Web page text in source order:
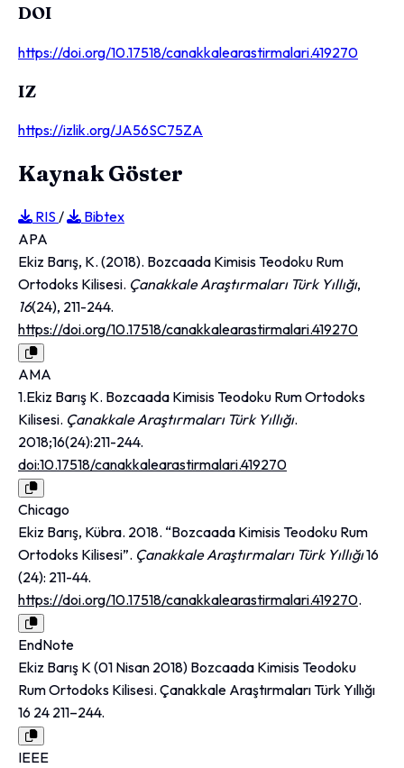
DOI
https://doi.org/10.17518/canakkalearastirmalari.419270
IZ
https://izlik.org/JA56SC75ZA
Kaynak Göster
RIS /
Bibtex
APA
Ekiz Barış, K. (2018). Bozcaada Kimisis Teodoku Rum
Ortodoks Kilisesi. Çanakkale Araştırmaları Türk Yıllığı,
16(24), 211-244.
https://doi.org/10.17518/canakkalearastirmalari.419270
AMA
1.Ekiz Barış K. Bozcaada Kimisis Teodoku Rum Ortodoks
Kilisesi. Çanakkale Araştırmaları Türk Yıllığı.
2018;16(24):211-244.
doi:10.17518/canakkalearastirmalari.419270
Chicago
Ekiz Barış, Kübra. 2018. “Bozcaada Kimisis Teodoku Rum
Ortodoks Kilisesi”. Çanakkale Araştırmaları Türk Yıllığı16
(24): 211-44.
https://doi.org/10.17518/canakkalearastirmalari.419270.
EndNote
Ekiz Barış K (01 Nisan 2018) Bozcaada Kimisis Teodoku
Rum Ortodoks Kilisesi. Çanakkale Araştırmaları Türk Yıllığı
16 24 211–244.
IEEE